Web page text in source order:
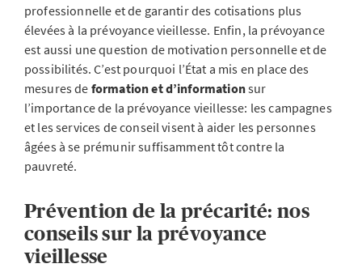
professionnelle et de garantir des cotisations plus
élevées à la prévoyance vieillesse. Enfin, la prévoyance
est aussi une question de motivation personnelle et de
possibilités. C’est pourquoi l’État a mis en place des
mesures de formation et d’informationsur
l’importance de la prévoyance vieillesse: les campagnes
et les services de conseil visent à aider les personnes
âgées à se prémunir suffisamment tôt contre la
pauvreté.
Prévention de la précarité: nos
conseils sur la prévoyance
vieillesse